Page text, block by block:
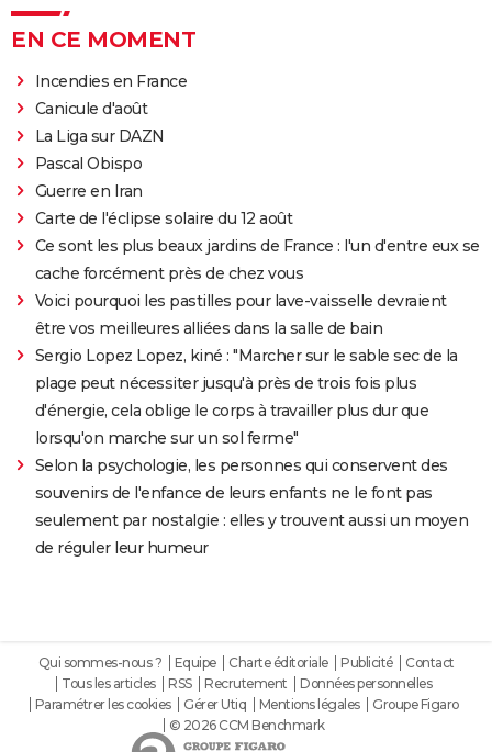
EN CE MOMENT
Incendies en France
Canicule d'août
La Liga sur DAZN
Pascal Obispo
Guerre en Iran
Carte de l'éclipse solaire du 12 août
Ce sont les plus beaux jardins de France : l'un d'entre eux se
cache forcément près de chez vous
Voici pourquoi les pastilles pour lave-vaisselle devraient
être vos meilleures alliées dans la salle de bain
Sergio Lopez Lopez, kiné : "Marcher sur le sable sec de la
plage peut nécessiter jusqu'à près de trois fois plus
d'énergie, cela oblige le corps à travailler plus dur que
lorsqu'on marche sur un sol ferme"
Selon la psychologie, les personnes qui conservent des
souvenirs de l'enfance de leurs enfants ne le font pas
seulement par nostalgie : elles y trouvent aussi un moyen
de réguler leur humeur
Qui sommes-nous ? Equipe Charte éditoriale Publicité
Contact
Tous les articles
RSS Recrutement
Données personnelles
Paramétrer les cookies
Gérer Utiq Mentions légales
Groupe Figaro
© 2026 CCM Benchmark